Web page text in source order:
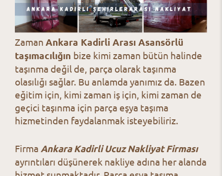
Zaman Ankara Kadirli Arası Asansörlü
taşımacılığın bize kimi zaman bütün halinde
taşınma değil de, parça olarak taşınma
olasılığı sağlar. Bu anlamda yanımız da. Bazen
eğitim için, kimi zaman iş için, kimi zaman de
geçici taşınma için parça eşya taşıma
hizmetinden faydalanmak isteyebiliriz.
Firma Ankara Kadirli Ucuz Nakliyat Firması
ayrıntıları düşünerek nakliye adına her alanda